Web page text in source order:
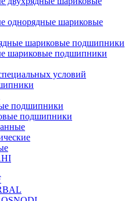
однорядные шариковые
шариковые подшипники
шариковые подшипники
условий
подшипники
подшипники